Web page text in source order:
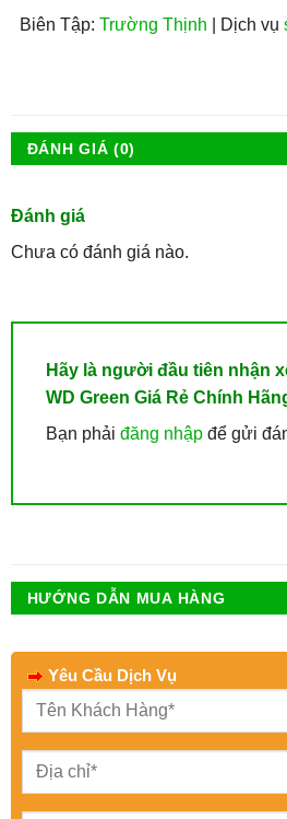
Biên Tập:Trường Thịnh | Dịch vụ
ĐÁNH GIÁ (0)
Đánh giá
Chưa có đánh giá nào.
Hãy là người đầu tiên nhận
WD Green Giá Rẻ Chính
Bạn phải đăng nhậpđể gửi
HƯỚNG DẪN MUA HÀNG
Yêu Cầu Dịch Vụ